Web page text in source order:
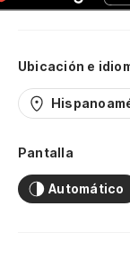
Ubicación e
Pantalla
Automático